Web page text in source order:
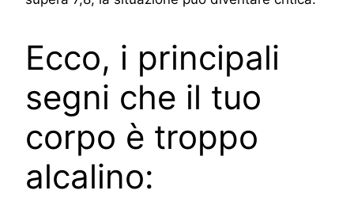
Ecco, i principali
segni che il tuo
corpo è troppo
alcalino: